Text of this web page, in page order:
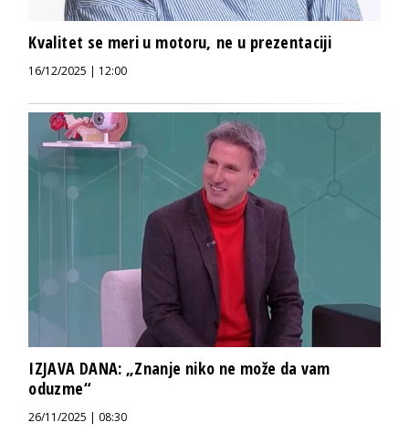
Kvalitet se meri u motoru, ne u prezentaciji
16/12/2025 | 12:00
IZJAVA DANA: „Znanje niko ne može da vam
oduzme“
26/11/2025 | 08:30